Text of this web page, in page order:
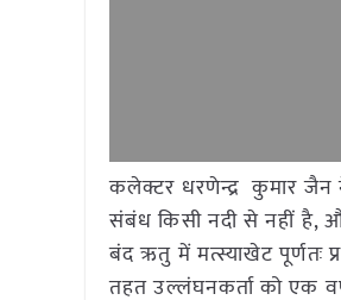
कलेक्टर धरणेन्द्र कुमार जैन
संबंध किसी नदी से नहीं है,
बंद ऋतु में मत्स्याखेट पूर्णतः
तहत उल्लंघनकर्ता को एक